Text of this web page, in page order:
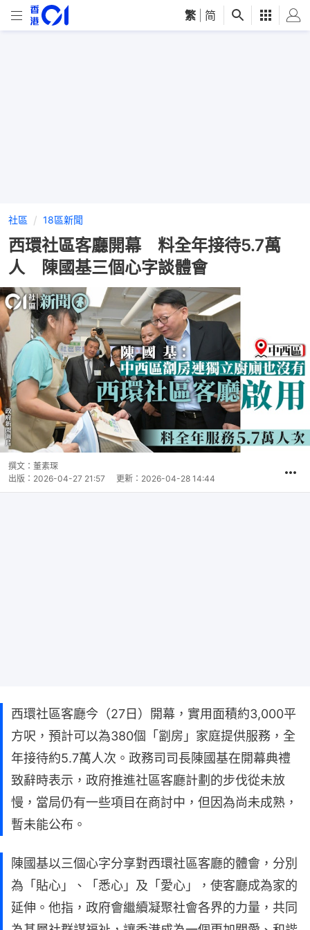
繁 简
社區 18區新聞
西環社區客廳開幕 料全年接待5.7萬
人 陳國基三個心字談體會
撰文： 董素琛
出版： 2026-04-27 21:57 更新： 2026-04-28 14:44
西環社區客廳今（27日）開幕，實用面積約3,000平
方呎，預計可以為380個「劏房」家庭提供服務，全
年接待約5.7萬人次。政務司司長陳國基在開幕典禮
致辭時表示，政府推進社區客廳計劃的步伐從未放
慢，當局仍有一些項目在商討中，但因為尚未成熟，
暫未能公布。
陳國基以三個心字分享對西環社區客廳的體會，分別
為「貼心」、「悉心」及「愛心」，使客廳成為家的
延伸。他指，政府會繼續凝聚社會各界的力量，共同